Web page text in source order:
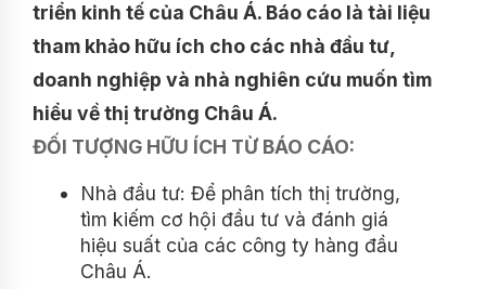
triển kinh tế của Châu Á. Báo cáo là tài liệu
tham khảo hữu ích cho các nhà đầu tư,
doanh nghiệp và nhà nghiên cứu muốn tìm
hiểu về thị trường Châu Á.
ĐỐI TƯỢNG HỮU ÍCH TỪ BÁO CÁO:
Nhà đầu tư: Để phân tích thị trường,
tìm kiếm cơ hội đầu tư và đánh giá
hiệu suất của các công ty hàng đầu
Châu Á.